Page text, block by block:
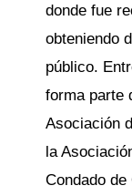
donde fue
obteniendo
público.
forma parte
Asociación
la
Condado